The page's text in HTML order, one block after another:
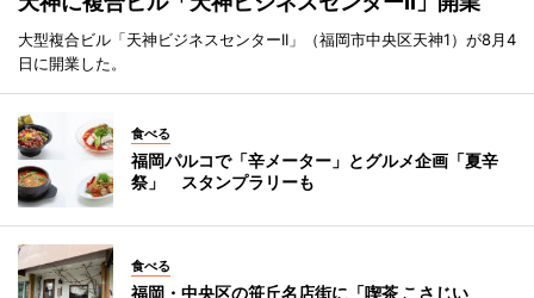
大型複合ビル「天神ビジネスセンターII」（福岡市中央区天神1）が8月4
日に開業した。
食べる
福岡パルコで「辛メーター」とグルメ企画「夏辛
祭」 スタンプラリーも
食べる
福岡・中央区の笹丘名店街に「喫茶 こさじい